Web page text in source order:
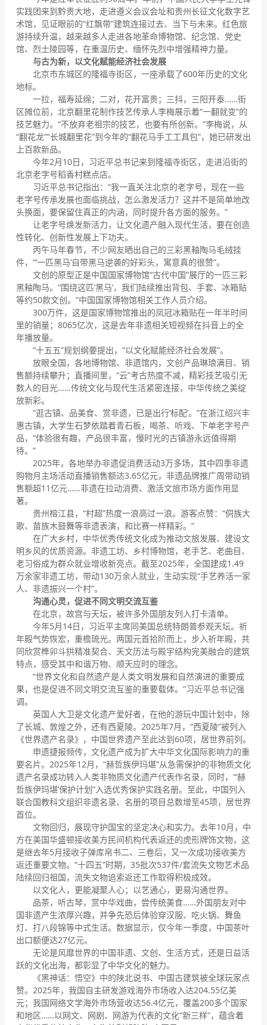
实践团来到黔贵大地，走进遵义会议会址和贵州长征文化数字艺
术馆，见证眼前的“红飘带”建筑连接过去、当下与未来。红色旅
游持续升温，越来越多人走进各地革命博物馆、纪念馆、党史
馆、烈士陵园等，在重温历史、缅怀先烈中增强精神力量。
与古为新，以文化赋能经济社会发展
北京市东城区的隆福寺街区，一座承载了600年历史的文化
地标。
一拉，福寿延绵；二对，花开富贵；三抖，三阳开泰……街
区摊位前，北京翻里花制作技艺传承人李梅展示着“一翻就变”的
技艺魅力。“不放弃老祖宗的技艺，也要有所创新。”李梅说，从
“翻花龙”“长城翻里花”到今年的“翻花马手工工具包”，她已研发出
上百款新品。
今年2月10日，习近平总书记来到隆福寺街区，走进沿街的
北京老字号稻香村糕点店。
习近平总书记指出：“我一直关注北京的老字号，现在一些
老字号传承发展也面临挑战，怎么激发活力？这并不是简单地改
头换面，要保留住真正的内涵，同时提升各方面的服务。”
让老字号焕发新活力，让文化遗产融入现代生活，要在创造
性转化、创新性发展上下功夫。
丙午马年春节，不少网友晒出自己的三彩黑釉陶马毛绒挂
件，“‘一匹黑马’自带黑马逆袭的好彩头，寓意真的很赞”。
文创的原型正是中国国家博物馆“古代中国”展厅的一匹三彩
黑釉陶马。“围绕这匹‘黑马’，我们陆续推出背包、手套、冰箱贴
等约50款文创。”中国国家博物馆相关工作人员介绍。
300万件，这是国家博物馆推出的凤冠冰箱贴在一年半时间
里的销量；8065亿次，这是去年非遗相关短视频在抖音上的全
年播放量。
“十五五”规划纲要提出，“以文化赋能经济社会发展”。
放眼全国，各地博物馆、非遗馆内，文创产品琳琅满目、销
售额持续攀升；直播间里，“云”考古热度不减，精彩技艺吸引无
数人的目光……传统文化与现代生活紧密连接，中华传统之美绽
放新彩。
“逛古镇、品美食、赏非遗，已是出行‘标配’。”在浙江绍兴丰
惠古镇，大学生石梦依踏着青石板，喝茶、听戏、下单老字号产
品，“体验很有趣，产品很丰富，慢时光的古镇游永远值得期
待。”
2025年，各地举办非遗促消费活动3万多场，其中四季非遗
购物月主场活动直播销售额达3.65亿元，非遗品牌推广周带动销
售额超11亿元……非遗在拉动消费、激活文旅市场方面作用显
著。
贵州榕江县，“村超”热度一浪高过一浪。游客点赞：“侗族大
歌、苗族木鼓舞等非遗表演，和比赛一样精彩。”
在广大乡村，中华优秀传统文化成为推动文旅发展、建设文
明乡风的优质资源。非遗工坊、乡村博物馆，老手艺、老曲目、
老习俗成为群众就业增收新亮点。截至2025年，全国建成1.49
万余家非遗工坊，带动130万余人就业，生动实现“手艺养活一家
人、非遗振兴一个村”。
沟通心灵，促进不同文明交流互鉴
在北京，故宫与天坛，被许多外国朋友列入打卡清单。
今年5月14日，习近平主席同美国总统特朗普参观天坛。祈
年殿气势恢宏，重檐琉光。两国元首拾阶而上，步入祈年殿，共
同欣赏榫卯斗拱精准契合、天文历法与殿宇结构完美融合的建筑
特点，感受其中和谐万物、顺天应时的理念。
“世界文化和自然遗产是人类文明发展和自然演进的重要成
果，也是促进不同文明交流互鉴的重要载体。”习近平总书记强
调。
英国人大卫是文化遗产爱好者，在他的游玩中国计划中，除
了长城、敦煌之外，还有西夏陵。2025年7月，“西夏陵”被列入
《世界遗产名录》，中国世界遗产至此达到60项，居世界前列。
申遗捷报频传，文化遗产成为扩大中华文化国际影响力的重
要名片。2025年12月，“赫哲族伊玛堪”从急需保护的非物质文化
遗产名录成功转入人类非物质文化遗产代表作名录，同时，“‘赫
哲族伊玛堪’保护计划”入选优秀保护实践名册。至此，中国列入
联合国教科文组织非遗名录、名册的项目总数增至45项，居世界
首位。
文物回归，展现守护国宝的坚定决心和实力。去年10月，中
方在美国华盛顿接收美方民间机构代表返还的虎形牌饰文物，这
是继去年5月接收子弹库帛书二、三卷后，又一次成功接收美方
返还重要文物。“十四五”时期，35批次537件/套流失文物艺术品
陆续回归祖国，流失文物追索返还工作取得积极成效。
以文化人，更能凝聚人心；以艺通心，更易沟通世界。
品茶，听古琴，赏中华戏曲，尝传统美食……外国朋友对中
国非遗产生浓厚兴趣，并争先恐后体验穿汉服、吃火锅、舞鱼
灯、打八段锦等中式生活。数据显示，仅今年一季度，中国茶叶
出口额便达27亿元。
无论是风靡世界的中国非遗、文创、生活方式，还是日益活
跃的文化出海，都彰显了中华文化的魅力。
《黑神话：悟空》中的陕北说书、中国古建筑被全球玩家点
赞。2025年，我国自主研发游戏海外市场收入达204.55亿美
元；我国网络文学海外市场营收达56.4亿元，覆盖200多个国家
和地区……以网文、网剧、网游为代表的文化“新三样”，蕴含着